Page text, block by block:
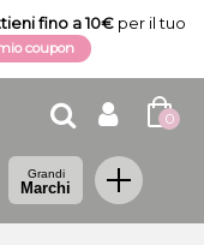
fino a 10€ per il tuo
coupon
0
Grandi
Marchi